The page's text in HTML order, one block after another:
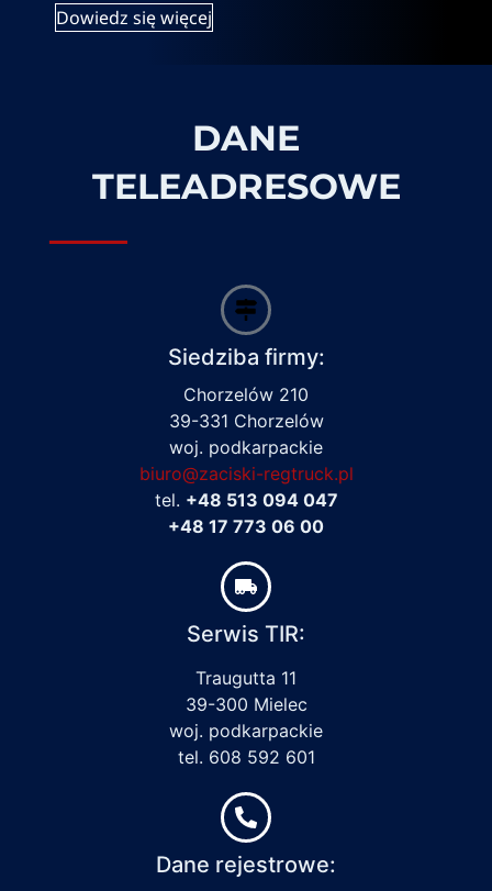
Dowiedz się więcej
DANE
TELEADRESOWE
Siedziba firmy:
Chorzelów 210
39-331 Chorzelów
woj. podkarpackie
biuro@zaciski-regtruck.pl
tel. +48 513 094 047
+48 17 773 06 00
Serwis TIR:
Traugutta 11
39-300 Mielec
woj. podkarpackie
tel. 608 592 601
Dane rejestrowe: